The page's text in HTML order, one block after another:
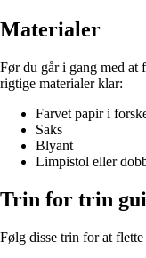
Materialer
Før du går i gang med at
rigtige materialer klar:
Farvet papir i
Saks
Blyant
Limpistol eller
Trin for trin
Følg disse trin for at